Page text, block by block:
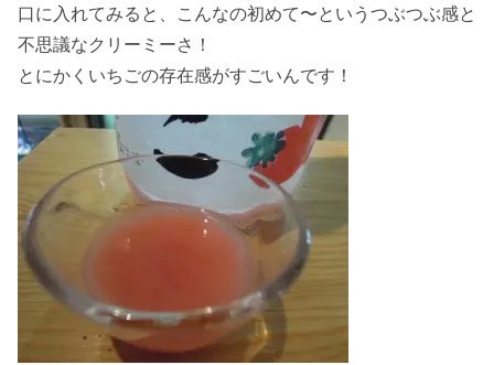
口に入れてみると、こんなの初めて〜というつぶつぶ感と
不思議なクリーミーさ！
とにかくいちごの存在感がすごいんです！